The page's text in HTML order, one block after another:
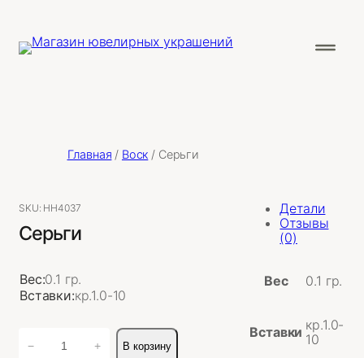
Главная / Воск / Серьги
SKU: НН4037
Серьги
Вес:0.1 гр.
Вставки:кр.1.0-10
товара
− + В корзину
Детали
Отзывы
(0)
Вес 0.1 гр.
Вставки кр.1.0-
10